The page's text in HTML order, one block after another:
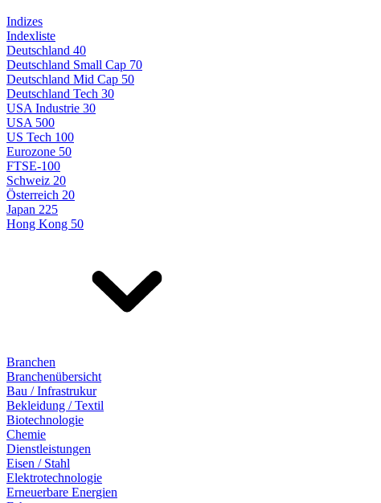
Indizes
Indexliste
Deutschland 40
Deutschland Small Cap 70
Deutschland Mid Cap 50
Deutschland Tech 30
USA Industrie 30
USA 500
US Tech 100
Eurozone 50
FTSE-100
Schweiz 20
Österreich 20
Japan 225
Hong Kong 50
Branchen
Branchenübersicht
Bau / Infrastrukur
Bekleidung / Textil
Biotechnologie
Chemie
Dienstleistungen
Eisen / Stahl
Elektrotechnologie
Erneuerbare Energien